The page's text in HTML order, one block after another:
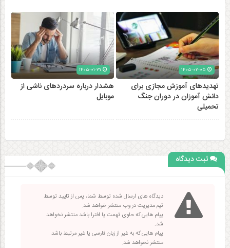
تهدیدهای آموزش مجازی برای
دانش آموزان در دوران جنگ
تحمیلی
هشدار درباره سردردهای ناشی از
موبایل
ثبت دیدگاه
دیدگاه های ارسال شده توسط شما، پس از تایید توسط
تیم مدیریت در وب منتشر خواهد شد.
پیام هایی که حاوی تهمت یا افترا باشد منتشر نخواهد
شد.
پیام هایی که به غیر از زبان فارسی یا غیر مرتبط باشد
منتشر نخواهد شد.